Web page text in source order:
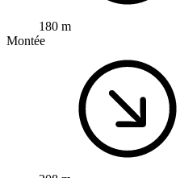
180 m
Montée